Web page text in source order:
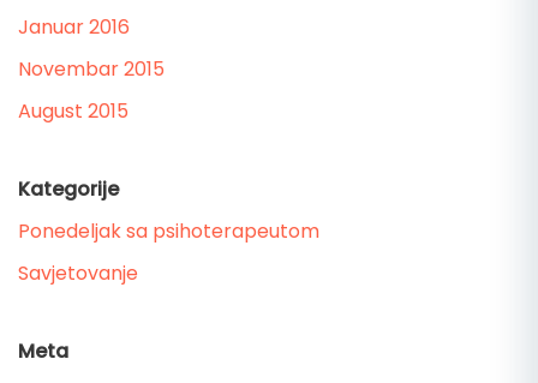
Januar 2016
Novembar 2015
August 2015
Kategorije
Ponedeljak sa psihoterapeutom
Savjetovanje
Meta